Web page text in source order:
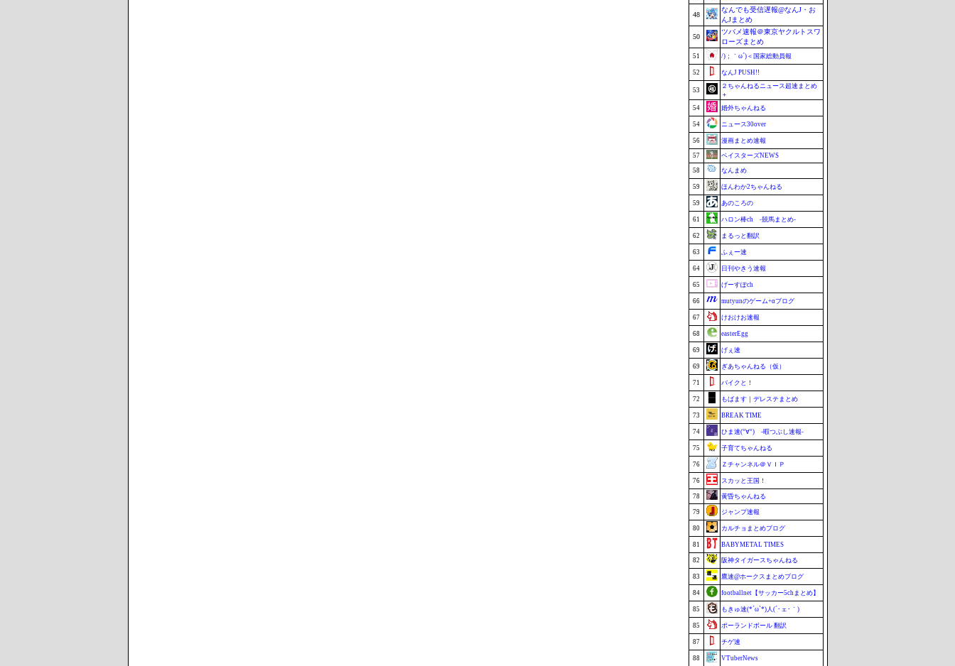
48
なんでも受信遅報@なんJ・お
んJまとめ
50
ツバメ速報＠東京ヤクルトスワ
ローズまとめ
51 /)；｀ω´)＜国家総動員報
52 なんJ PUSH!!
53
２ちゃんねるニュース超速まとめ
＋
54
婚外ちゃんねる
54 ニュース30over
56 漫画まとめ速報
57 ベイスターズNEWS
58 なんまめ
59 ほんわか2ちゃんねる
59 あのころの
61 ハロン棒ch -競馬まとめ-
62 まるっと翻訳
63 ふぇー速
64 日刊やきう速報
65 げーすぽch
66 mutyunのゲーム+αブログ
67 けおけお速報
68 easterEgg
69 げぇ速
69 ぎあちゃんねる（仮）
71 バイクと！
72 もばます｜デレステまとめ
73 BREAK TIME
74 ひま速(°∀°) -暇つぶし速報-
75 子育てちゃんねる
76 Ｚチャンネル＠ＶＩＰ
76 スカッと王国！
78 黄昏ちゃんねる
79 ジャンプ速報
80 カルチョまとめブログ
81 BABYMETAL TIMES
82 阪神タイガースちゃんねる
83 鷹速@ホークスまとめブログ
84 footballnet【サッカー5chまとめ】
85 もきゅ速(*´ω`*)人(´･ェ･｀)
85 ポーランドボール 翻訳
87 チゲ速
88 VTuberNews